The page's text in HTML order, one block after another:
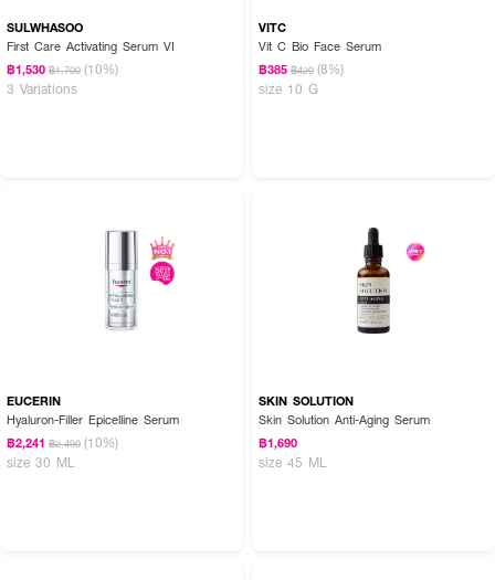
SULWHASOO
First Care Activating Serum VI
฿1,530 ฿1,700 (10%)
3 Variations
VITC
Vit C Bio Face Serum
฿385 ฿420 (8%)
size 10 G
EUCERIN
Hyaluron-Filler Epicelline Serum
฿2,241 ฿2,490 (10%)
size 30 ML
SKIN SOLUTION
Skin Solution Anti-Aging Serum
฿1,690
size 45 ML